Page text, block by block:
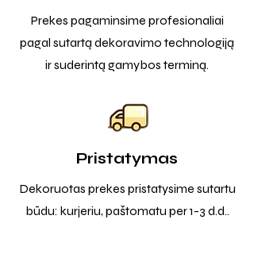
Prekes pagaminsime profesionaliai
pagal sutartą dekoravimo technologiją
ir suderintą gamybos terminą.
Pristatymas
Dekoruotas prekes pristatysime sutartu
būdu: kurjeriu, paštomatu per 1-3 d.d..